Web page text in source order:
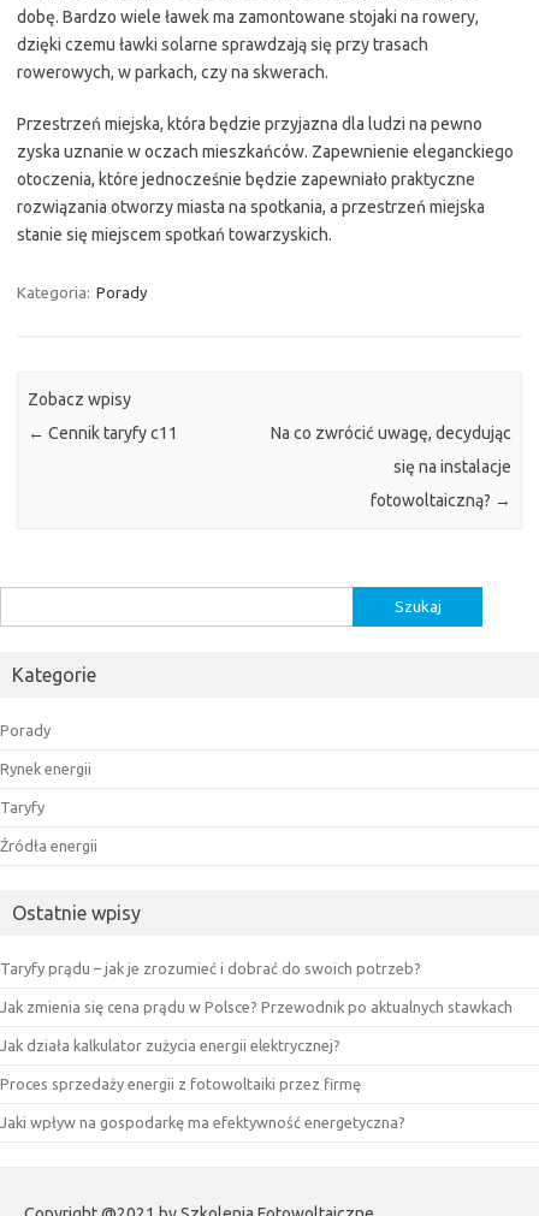
dobę. Bardzo wiele ławek ma zamontowane stojaki na rowery,
dzięki czemu ławki solarne sprawdzają się przy trasach
rowerowych, w parkach, czy na skwerach.
Przestrzeń miejska, która będzie przyjazna dla ludzi na pewno
zyska uznanie w oczach mieszkańców. Zapewnienie eleganckiego
otoczenia, które jednocześnie będzie zapewniało praktyczne
rozwiązania otworzy miasta na spotkania, a przestrzeń miejska
stanie się miejscem spotkań towarzyskich.
Kategoria: Porady
Zobacz wpisy
← Cennik taryfy c11
Na co zwrócić uwagę, decydując
się na instalacje
fotowoltaiczną? →
Kategorie
Porady
Rynek energii
Taryfy
Źródła energii
Ostatnie wpisy
Taryfy prądu – jak je zrozumieć i dobrać do swoich potrzeb?
Jak zmienia się cena prądu w Polsce? Przewodnik po aktualnych stawkach
Jak działa kalkulator zużycia energii elektrycznej?
Proces sprzedaży energii z fotowoltaiki przez firmę
Jaki wpływ na gospodarkę ma efektywność energetyczna?